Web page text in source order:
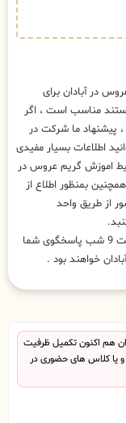
در آبادان برای
مناسب است ، اگر
پیشنهاد ما شرکت در
اطلاعات بسیار مفیدی
اموزش گریم عروس در
بمنظور اطلاع از
از طریق واحد
کارشناسان این مرکز همچنین از ساعت 8 صبح لغایت 9 شب پاسخگوی شما
خواهند بود .
هم اکنون تکمیل ظرفیت
یا کلاس های حضوری در